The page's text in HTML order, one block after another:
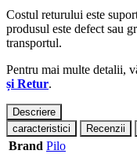
Costul returului este
produsul este defect sau
transportul.
Pentru mai multe detalii,
și Retur.
Descriere
caracteristici
Recenzii
Brand Pilo